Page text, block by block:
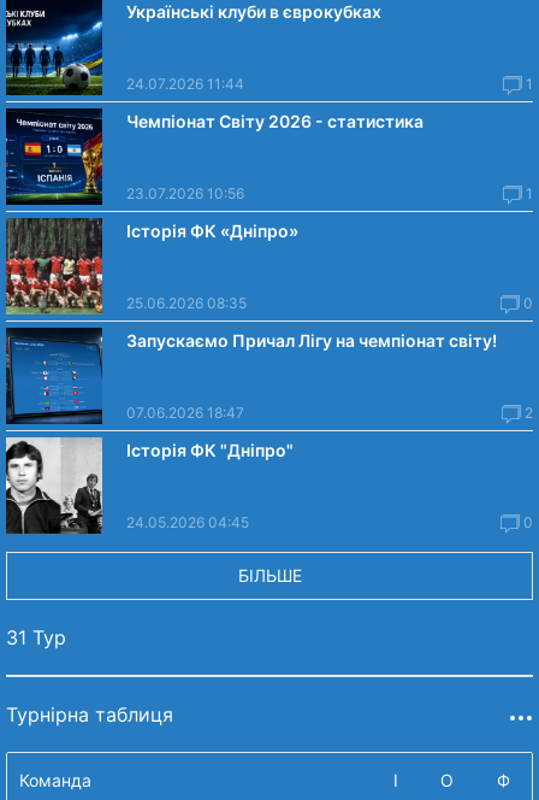
Українські клуби в єврокубках
24.07.2026 11:44 1
Чемпіонат Світу 2026 - статистика
23.07.2026 10:56 1
Історія ФК «Дніпро»
25.06.2026 08:35 0
Запускаємо Причал Лігу на чемпіонат світу!
07.06.2026 18:47 2
Історія ФК "Дніпро"
24.05.2026 04:45 0
БІЛЬШЕ
31 Тур
Турнірна таблиця
Команда І О Ф